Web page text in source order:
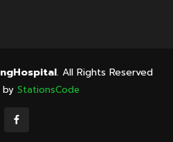
. All Rights Reserved
by StationsCode